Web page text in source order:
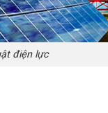
điện lực